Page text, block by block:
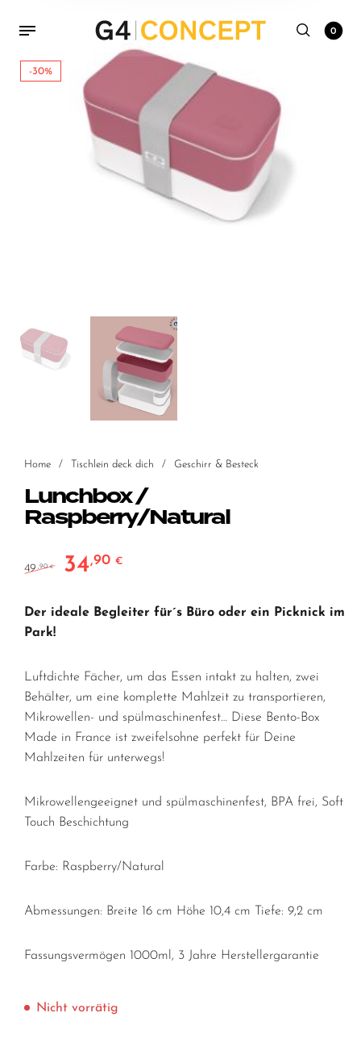
0
-30%
Home / Tischlein deck dich / Geschirr & Besteck
Lunchbox /
Raspberry/Natural
49 ,90€ Ursprünglicher Preis war: 49,90 €
34,90€
Der ideale Begleiter für´s Büro oder ein Picknick im
Park!
Luftdichte Fächer, um das Essen intakt zu halten, zwei
Behälter, um eine komplette Mahlzeit zu transportieren,
Mikrowellen- und spülmaschinenfest… Diese Bento-Box
Made in France ist zweifelsohne perfekt für Deine
Mahlzeiten für unterwegs!
Mikrowellengeeignet und spülmaschinenfest, BPA frei, Soft
Touch Beschichtung
Farbe: Raspberry/Natural
Abmessungen: Breite 16 cm Höhe 10,4 cm Tiefe: 9,2 cm
Fassungsvermögen 1000ml, 3 Jahre Herstellergarantie
Nicht vorrätig